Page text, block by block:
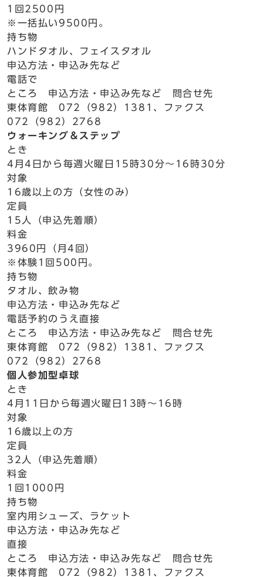
1回2500円
※一括払い9500円。
持ち物
ハンドタオル、フェイスタオル
申込方法・申込み先など
電話で
ところ 申込方法・申込み先など 問合せ先
東体育館 072（982）1381、ファクス
072（982）2768
ウォーキング＆ステップ
とき
4月4日から毎週火曜日15時30分～16時30分
対象
16歳以上の方（女性のみ）
定員
15人（申込先着順）
料金
3960円（月4回）
※体験1回500円。
持ち物
タオル、飲み物
申込方法・申込み先など
電話予約のうえ直接
ところ 申込方法・申込み先など 問合せ先
東体育館 072（982）1381、ファクス
072（982）2768
個人参加型卓球
とき
4月11日から毎週火曜日13時～16時
対象
16歳以上の方
定員
32人（申込先着順）
料金
1回1000円
持ち物
室内用シューズ、ラケット
申込方法・申込み先など
直接
ところ 申込方法・申込み先など 問合せ先
東体育館 072（982）1381、ファクス